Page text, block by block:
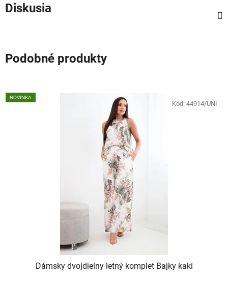
Diskusia
Podobné produkty
NOVINKA
Dámsky dvojdielny letný komplet Bajky kaki
Kód: 44914/UNI